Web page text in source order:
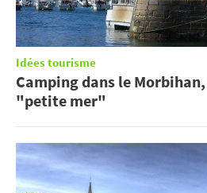
Idées tourisme
Camping dans le
"petite mer"